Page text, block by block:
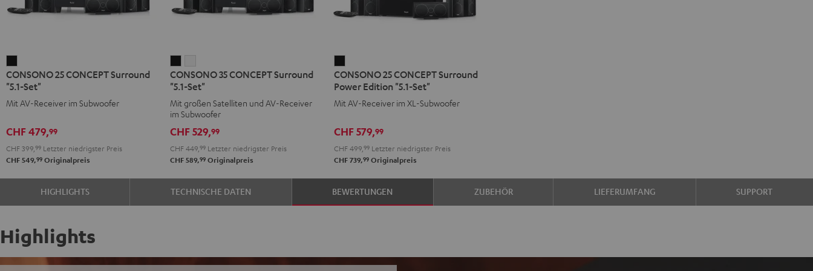
25
CONCEPT
Surround
Set"
Schwarz
CONSONO 25 CONCEPT Surround
"5.1-Set"
Mit AV-Receiver im Subwoofer
CHF 479,99
CHF 399, 99 Letzter niedrigster Preis
CHF 549,99 Originalpreis
35
CONCEPT
Surround
"5.1-
Set"
Schwarz
35
CONCEPT
Surround
"5.1-
Set"
Weiß
CONSONO 35 CONCEPT Surround
"5.1-Set"
Mit großen Satelliten und AV-Receiver
im Subwoofer
CHF 529,99
CHF 449, 99Letzter niedrigster Preis
CHF 589,99Originalpreis
25
CONCEPT
Surround
Edition
"5.1-
Set"
Schwarz
CONSONO 25 CONCEPT Surround
Power Edition "5.1-Set"
Mit AV-Receiver im XL-Subwoofer
CHF 579,99
CHF 499, 99Letzter niedrigster Preis
CHF 739,99Originalpreis
HIGHLIGHTS TECHNISCHE DATEN BEWERTUNGEN ZUBEHÖR LIEFERUMFANG SUPPORT
Highlights